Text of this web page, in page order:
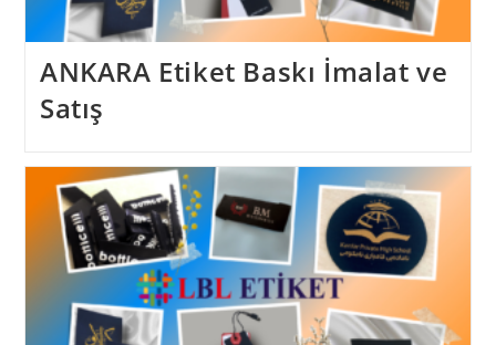
ANKARA Etiket Baskı İmalat ve
Satış